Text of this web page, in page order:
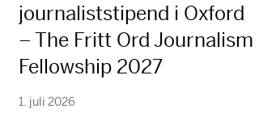
journaliststipend i Oxford
– The Fritt Ord Journalism
Fellowship 2027
1. juli 2026